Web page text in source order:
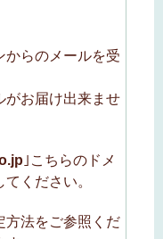
からのメールを受
がお届け出来ませ
｣こちらのドメ
ください。
方法をご参照くだ